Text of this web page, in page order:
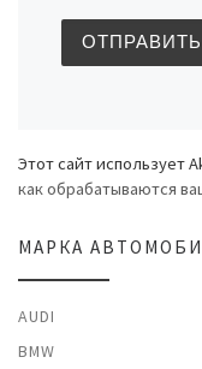
Этот сайт использует
как обрабатываются
МАРКА
AUDI
BMW